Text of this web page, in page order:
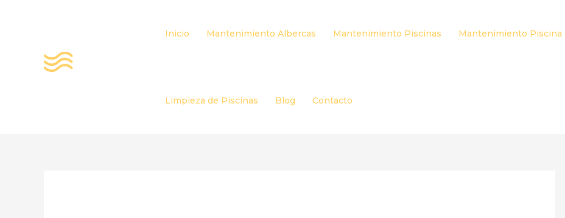
Inicio Mantenimiento Albercas Mantenimiento Piscinas Mantenimiento Piscina
Limpieza de Piscinas Blog Contacto